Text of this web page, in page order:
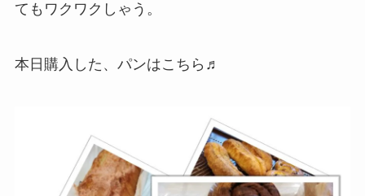
てもワクワクしゃう。
本日購入した、パンはこちら♬